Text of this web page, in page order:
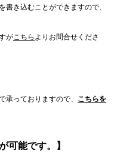
書き込むことができますので、
がこちら よりお問合せくださ
っておりますので、 こちらを
可能です。】